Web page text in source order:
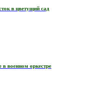
в цветущий сад
военном оркестре